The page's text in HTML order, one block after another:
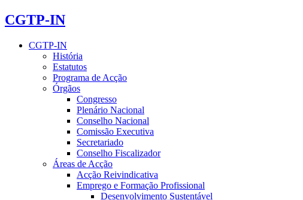
CGTP-IN
CGTP-IN
História
Estatutos
Programa de Acção
Órgãos
Congresso
Plenário Nacional
Conselho Nacional
Comissão Executiva
Secretariado
Conselho Fiscalizador
Áreas de Acção
Acção Reivindicativa
Emprego e Formação Profissional
Desenvolvimento Sustentável